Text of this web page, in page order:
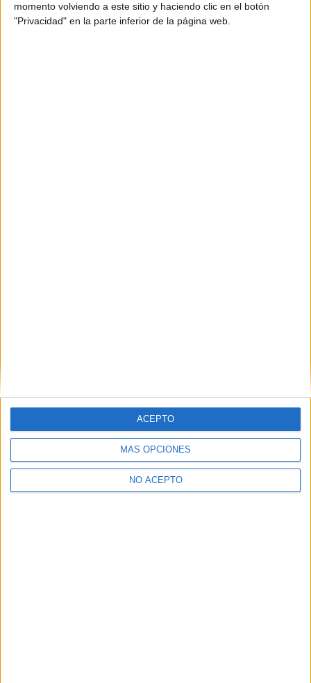
momento volviendo a este sitio y haciendo clic en el botón
"Privacidad" en la parte inferior de la página web.
MÁS OPCIONES
NO ACEPTO
ACEPTO
Aceptolos Términos y Condicionesde uso*
Y como regalo de agradecimiento, por registrarte te daremos
gratis una copia de nuestro ebook con 100 consejos para tu
primer año de universidad